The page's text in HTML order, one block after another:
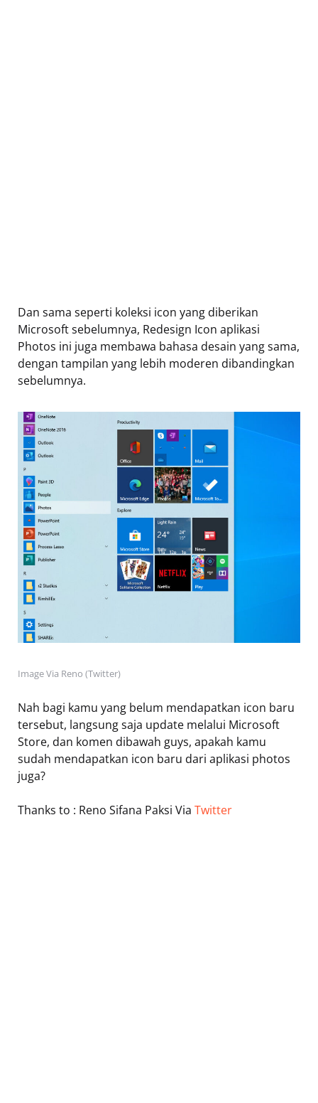
Dan sama seperti koleksi icon yang diberikan
Microsoft sebelumnya, Redesign Icon aplikasi
Photos ini juga membawa bahasa desain yang sama,
dengan tampilan yang lebih moderen dibandingkan
sebelumnya.
Image Via Reno (Twitter)
Nah bagi kamu yang belum mendapatkan icon baru
tersebut, langsung saja update melalui Microsoft
Store, dan komen dibawah guys, apakah kamu
sudah mendapatkan icon baru dari aplikasi photos
juga?
Thanks to : Reno Sifana Paksi Via Twitter